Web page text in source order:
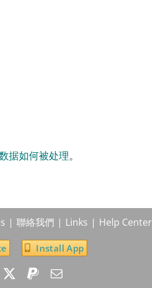
据如何被处理。
聯絡我們 Links Help Center
Install App